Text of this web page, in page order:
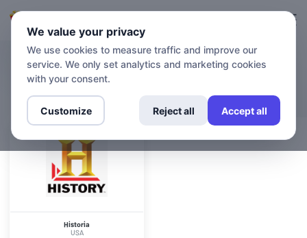
KANALER
Historia
USA
We value your privacy
We use cookies to measure traffic and improve our
service. We only set analytics and marketing cookies
with your consent.
Customize Reject all Accept all